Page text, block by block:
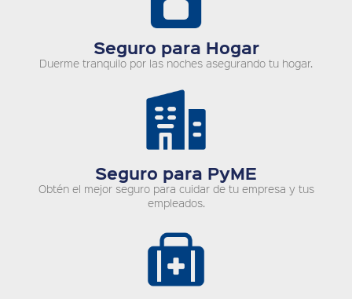
Seguro para Hogar
Duerme tranquilo por las noches asegurando tu hogar.
Seguro para PyME
Obtén el mejor seguro para cuidar de tu empresa y tus
empleados.